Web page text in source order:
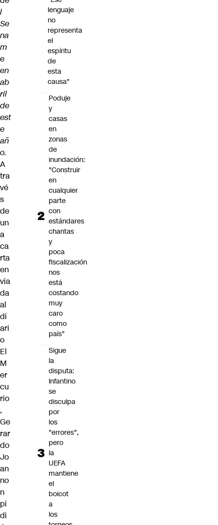
l
Se
na
m
e
en
ab
ril
de
est
e
añ
o.
A
tra
vé
s
de
un
a
ca
rta
en
via
da
al
di
ari
o
El
M
er
cu
rio
,
Ge
rar
do
Jo
an
no
n
pi
di
lenguaje
no
representa
el
espíritu
de
esta
causa"
Poduje
y
casas
en
zonas
de
inundación:
"Construir
en
cualquier
parte
con
estándares
chantas
y
poca
fiscalización
nos
está
costando
muy
caro
como
país"
Sigue
la
disputa:
Infantino
se
disculpa
por
los
"errores",
pero
la
UEFA
mantiene
el
boicot
a
los